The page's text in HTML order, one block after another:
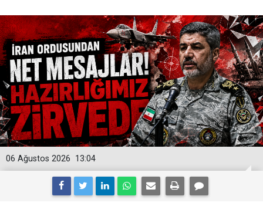
13:04
06 Ağustos 2026